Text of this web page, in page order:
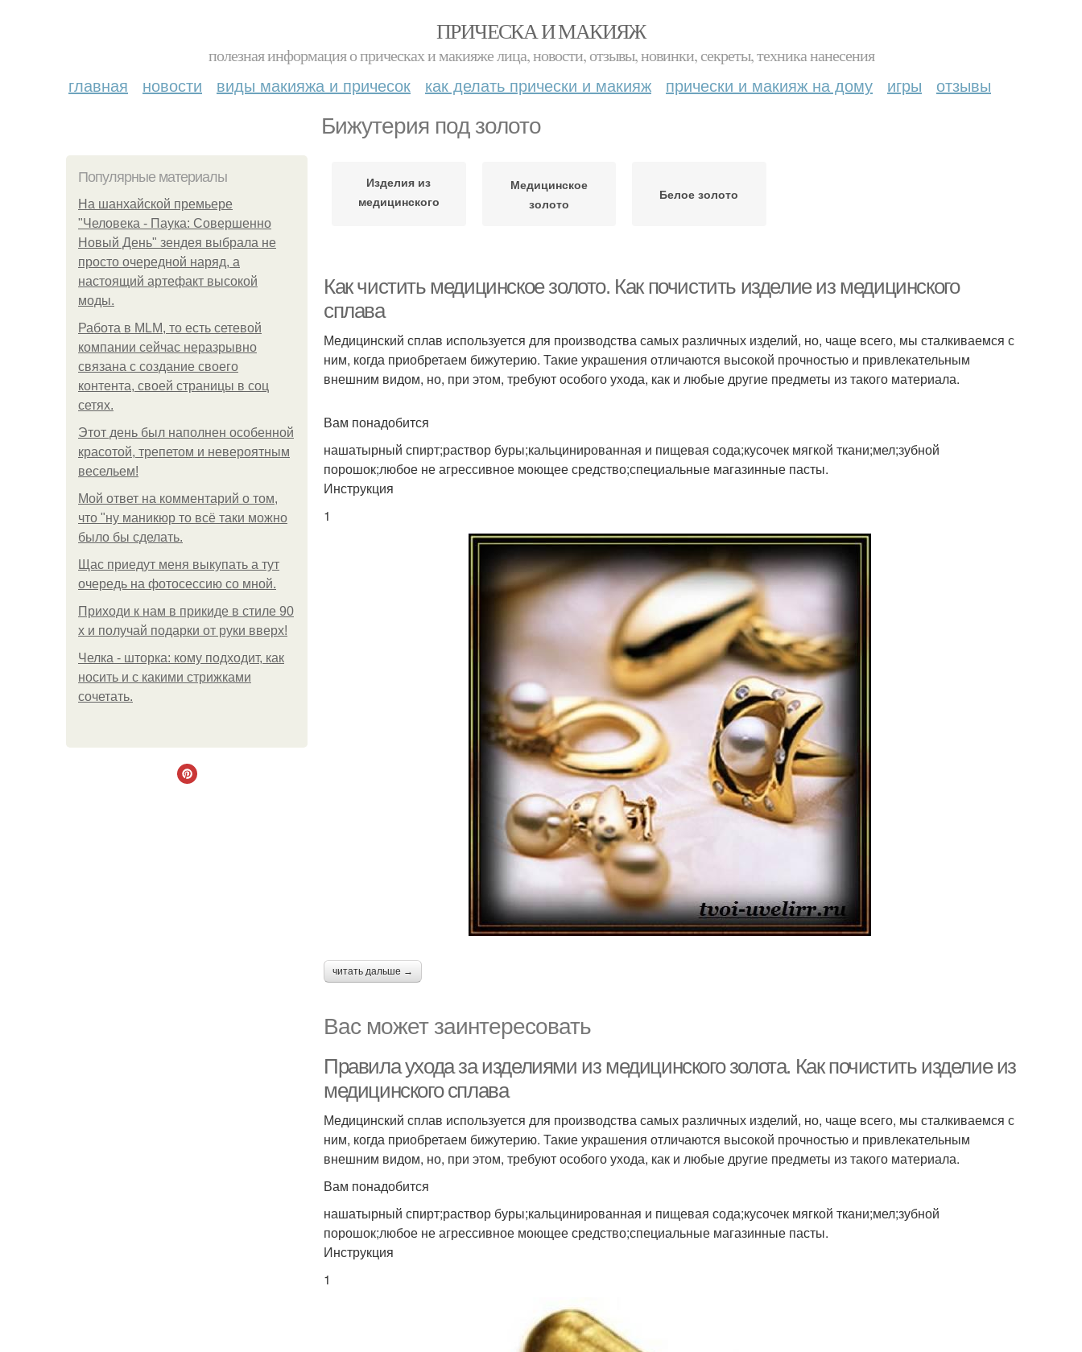
ПРИЧЕСКА И МАКИЯЖ
полезная информация о прическах и макияже лица, новости, отзывы, новинки, секреты, техника нанесения
главная новости виды макияжа и причесок как делать прически и макияж прически и макияж на дому игры отзывы
Бижутерия под золото
Популярные материалы
На шанхайской премьере
"Человека - Паука: Совершенно
Новый День" зендея выбрала не
просто очередной наряд, а
настоящий артефакт высокой
моды.
Работа в MLM, то есть сетевой
компании сейчас неразрывно
связана с создание своего
контента, своей страницы в соц
сетях.
Этот день был наполнен особенной
красотой, трепетом и невероятным
весельем!
Мой ответ на комментарий о том,
что "ну маникюр то всё таки можно
было бы сделать.
Щас приедут меня выкупать а тут
очередь на фотосессию со мной.
Приходи к нам в прикиде в стиле 90
х и получай подарки от руки вверх!
Челка - шторка: кому подходит, как
носить и с какими стрижками
сочетать.
Изделия из
медицинского
Медицинское
золото
Белое золото
Как чистить медицинское золото. Как почистить изделие из медицинского
сплава
Медицинский сплав используется для производства самых различных изделий, но, чаще всего, мы сталкиваемся с
ним, когда приобретаем бижутерию. Такие украшения отличаются высокой прочностью и привлекательным
внешним видом, но, при этом, требуют особого ухода, как и любые другие предметы из такого материала.
Вам понадобится
нашатырный спирт;раствор буры;кальцинированная и пищевая сода;кусочек мягкой ткани;мел;зубной
порошок;любое не агрессивное моющее средство;специальные магазинные пасты.
Инструкция
1
читать дальше →
Вас может заинтересовать
Правила ухода за изделиями из медицинского золота. Как почистить изделие из
медицинского сплава
Медицинский сплав используется для производства самых различных изделий, но, чаще всего, мы сталкиваемся с
ним, когда приобретаем бижутерию. Такие украшения отличаются высокой прочностью и привлекательным
внешним видом, но, при этом, требуют особого ухода, как и любые другие предметы из такого материала.
Вам понадобится
нашатырный спирт;раствор буры;кальцинированная и пищевая сода;кусочек мягкой ткани;мел;зубной
порошок;любое не агрессивное моющее средство;специальные магазинные пасты.
Инструкция
1